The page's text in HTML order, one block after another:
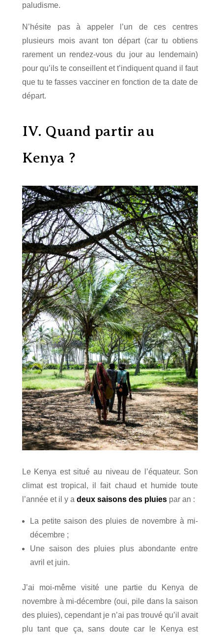
paludisme.
N’hésite pas à appeler l’un de ces centres
plusieurs mois avant ton départ (car tu obtiens
rarement un rendez-vous du jour au lendemain)
pour qu’ils te conseillent et t’indiquent quand il faut
que tu te fasses vacciner en fonction de ta date de
départ.
IV. Quand partir au
Kenya ?
Le Kenya est situé au niveau de l’équateur. Son
climat est tropical, il fait chaud et humide toute
l’année et il y a deux saisons des pluiespar an :
La petite saison des pluies de novembre à mi-
décembre ;
Une saison des pluies plus abondante entre
avril et juin.
J’ai moi-même visité une partie du Kenya de
novembre à mi-décembre (oui, pile dans la saison
des pluies), cependant je n’ai pas trouvé qu’il avait
plu tant que ça, sans doute car le Kenya est